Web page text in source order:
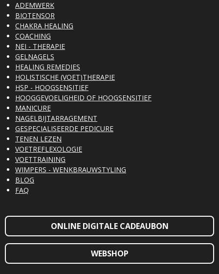
ADEMWERK
BIOTENSOR
CHAKRA HEALING
COACHING
NEI - THERAPIE
GELNAGELS
HEALING REMEDIES
HOLISTISCHE (VOET)THERAPIE
HSP - HOOGSENSITIEF
HOOGGEVOELIGHEID OF HOOGSENSITIEF
MANICURE
NAGELBIJTARRAGEMENT
GESPECIALISEERDE PEDICURE
TENEN LEZEN
VOETREFLEXOLOGIE
VOETTRAINING
WIMPERS - WENKBRAUWSTYLING
BLOG
FAQ
ONLINE DIGITALE CADEAUBON
WEBSHOP